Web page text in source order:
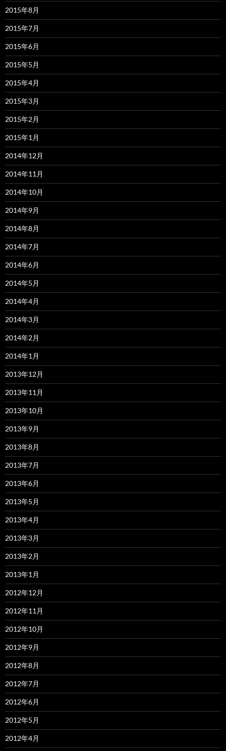
2015年8月
2015年7月
2015年6月
2015年5月
2015年4月
2015年3月
2015年2月
2015年1月
2014年12月
2014年11月
2014年10月
2014年9月
2014年8月
2014年7月
2014年6月
2014年5月
2014年4月
2014年3月
2014年2月
2014年1月
2013年12月
2013年11月
2013年10月
2013年9月
2013年8月
2013年7月
2013年6月
2013年5月
2013年4月
2013年3月
2013年2月
2013年1月
2012年12月
2012年11月
2012年10月
2012年9月
2012年8月
2012年7月
2012年6月
2012年5月
2012年4月